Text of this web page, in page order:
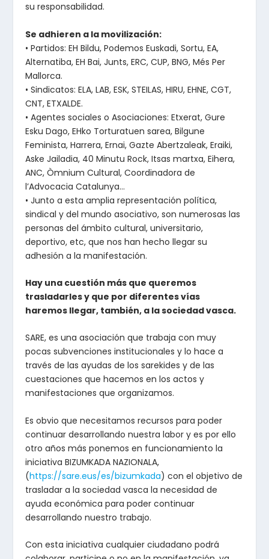
su responsabilidad.
Se adhieren a la movilización:
• Partidos: EH Bildu, Podemos Euskadi, Sortu, EA,
Alternatiba, EH Bai, Junts, ERC, CUP, BNG, Més Per
Mallorca.
• Sindicatos: ELA, LAB, ESK, STEILAS, HIRU, EHNE, CGT,
CNT, ETXALDE.
• Agentes sociales o Asociaciones: Etxerat, Gure
Esku Dago, EHko Torturatuen sarea, Bilgune
Feminista, Harrera, Ernai, Gazte Abertzaleak, Eraiki,
Aske Jailadia, 40 Minutu Rock, Itsas martxa, Eihera,
ANC, Òmnium Cultural, Coordinadora de
l’Advocacia Catalunya…
• Junto a esta amplia representación política,
sindical y del mundo asociativo, son numerosas las
personas del ámbito cultural, universitario,
deportivo, etc, que nos han hecho llegar su
adhesión a la manifestación.
Hay una cuestión más que queremos
trasladarles y que por diferentes vías
haremos llegar, también, a la sociedad vasca.
SARE, es una asociación que trabaja con muy
pocas subvenciones institucionales y lo hace a
través de las ayudas de los sarekides y de las
cuestaciones que hacemos en los actos y
manifestaciones que organizamos.
Es obvio que necesitamos recursos para poder
continuar desarrollando nuestra labor y es por ello
otro años más ponemos en funcionamiento la
iniciativa BIZUMKADA NAZIONALA,
(https://sare.eus/es/bizumkada) con el objetivo de
trasladar a la sociedad vasca la necesidad de
ayuda económica para poder continuar
desarrollando nuestro trabajo.
Con esta iniciativa cualquier ciudadano podrá